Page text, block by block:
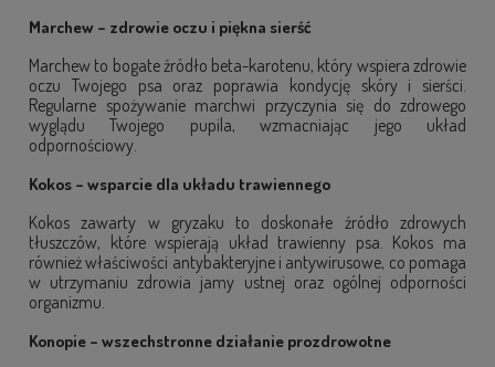
Marchew – zdrowie oczu i piękna sierść
Marchew to bogate źródło beta-karotenu, który wspiera zdrowie
oczu Twojego psa oraz poprawia kondycję skóry i sierści.
Regularne spożywanie marchwi przyczynia się do zdrowego
wyglądu Twojego pupila, wzmacniając jego układ
odpornościowy.
Kokos – wsparcie dla układu trawiennego
Kokos zawarty w gryzaku to doskonałe źródło zdrowych
tłuszczów, które wspierają układ trawienny psa. Kokos ma
również właściwości antybakteryjne i antywirusowe, co pomaga
w utrzymaniu zdrowia jamy ustnej oraz ogólnej odporności
organizmu.
Konopie – wszechstronne działanie prozdrowotne